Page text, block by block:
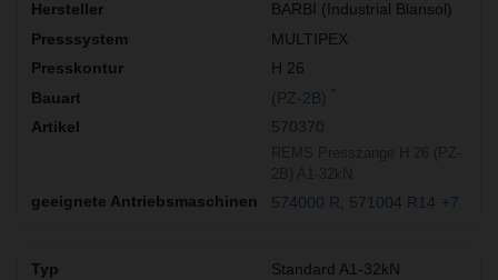
BARBI (Industrial Blansol)
MULTIPEX
H 26
(PZ-2B)
570370
574000 R 571004 R14 +7
Standard A1-32kN